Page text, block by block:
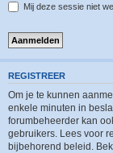
Mij deze sessie niet
REGISTREER
Om je te kunnen
enkele minuten in
forumbeheerder kan
gebruikers. Lees voor
bijbehorend beleid.